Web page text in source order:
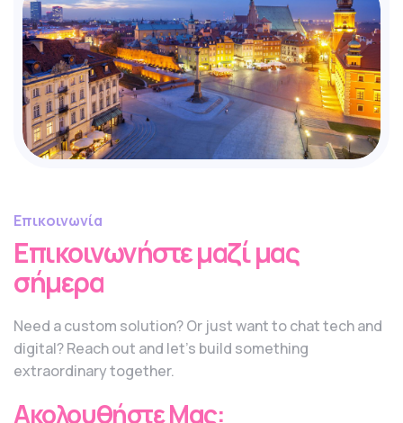
Επικοινωνία
Επικοινωνήστε μαζί μας
σήμερα
Need a custom solution? Or just want to chat tech and
digital? Reach out and let’s build something
extraordinary together.
Ακολουθήστε Μας: